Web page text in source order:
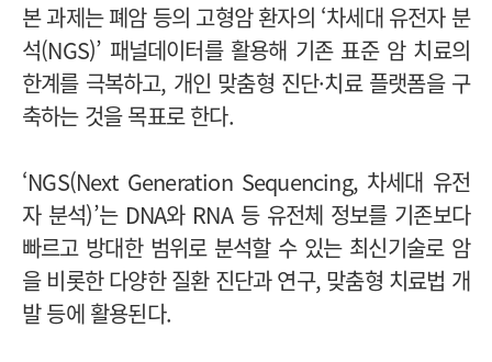
본 과제는 폐암 등의 고형암 환자의 ‘차세대 유전자 분
석(NGS)’ 패널데이터를 활용해 기존 표준 암 치료의
한계를 극복하고, 개인 맞춤형 진단·치료 플랫폼을 구
축하는 것을 목표로 한다.
‘NGS(Next Generation Sequencing, 차세대 유전
자 분석)’는 DNA와 RNA 등 유전체 정보를 기존보다
빠르고 방대한 범위로 분석할 수 있는 최신기술로 암
을 비롯한 다양한 질환 진단과 연구, 맞춤형 치료법 개
발 등에 활용된다.